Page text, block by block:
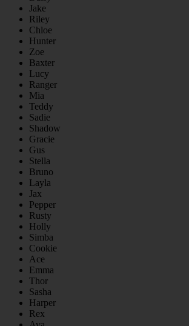
Jake
Riley
Chloe
Hunter
Zoe
Baxter
Lucy
Ranger
Mia
Teddy
Sadie
Shadow
Gracie
Gus
Stella
Bruno
Layla
Jax
Pepper
Rusty
Holly
Simba
Cookie
Ace
Emma
Thor
Sasha
Harper
Rex